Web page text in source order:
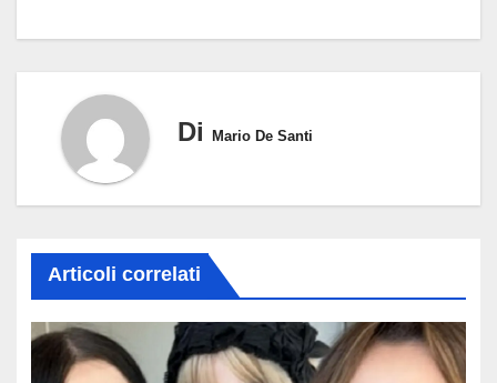
Di Mario De Santi
Articoli correlati